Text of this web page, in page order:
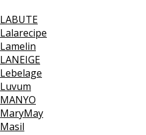
LABUTE
Lalarecipe
Lamelin
LANEIGE
Lebelage
Luvum
MANYO
MaryMay
Masil